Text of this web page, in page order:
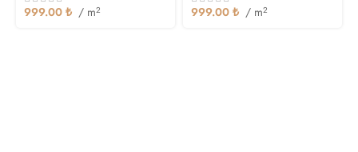
999.00 ₺ / m2 999.00 ₺ / m2